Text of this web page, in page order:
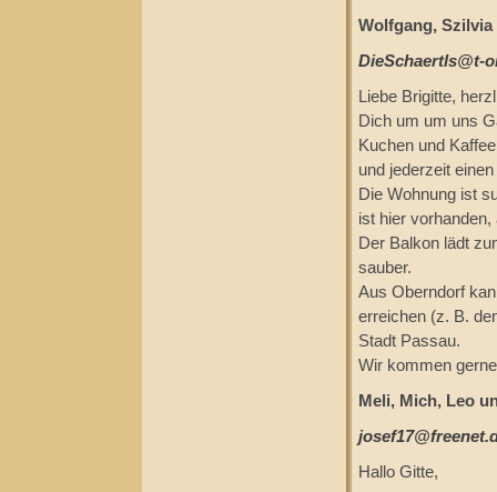
Wolfgang, Szilvia
DieSchaertls@t-
Liebe Brigitte,
Dich um um uns
Kuchen und
und jederzeit
Die Wohnung ist
ist hier
Der Balkon lädt
sauber.
Aus Oberndorf
erreichen (z. B.
Stadt Passau.
Wir kommen
Meli, Mich, Leo
Hallo Gitte,